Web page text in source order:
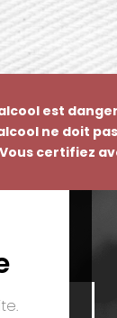
est
ne doit
certifiez